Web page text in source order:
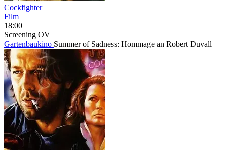
Cockfighter
Film
18:00
Screening OV
Gartenbaukino Summer of Sadness: Hommage an Robert Duvall